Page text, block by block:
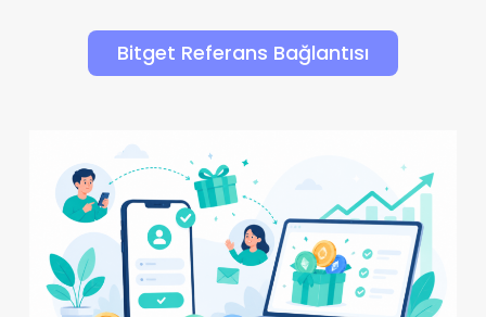
Bitget Referans Bağlantısı